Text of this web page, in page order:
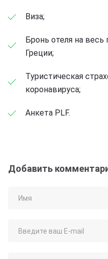
Виза;
Бронь отеля на
Греции;
Туристическая
коронавируса;
Анкета PLF.
Добавить